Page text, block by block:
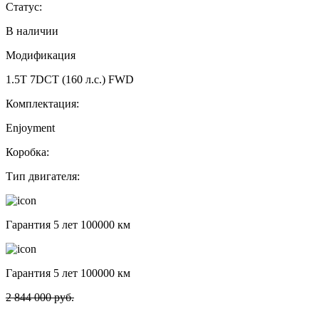
Статус:
В наличии
Модификация
1.5T 7DCT (160 л.с.) FWD
Комплектация:
Enjoyment
Коробка:
Тип двигателя:
Гарантия 5 лет 100000 км
Гарантия 5 лет 100000 км
2 844 000 руб.